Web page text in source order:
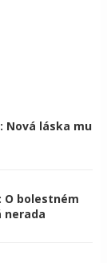
láska mu
O bolestném
nerada